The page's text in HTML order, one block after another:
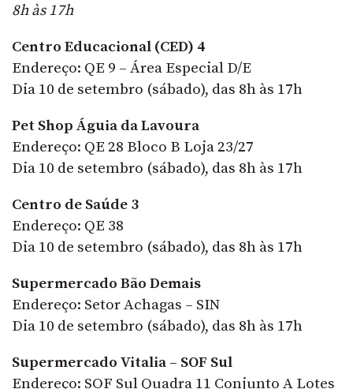
8h às 17h
Centro Educacional (CED) 4
Endereço: QE 9 – Área Especial D/E
Dia 10 de setembro (sábado), das 8h às 17h
Pet Shop Águia da Lavoura
Endereço: QE 28 Bloco B Loja 23/27
Dia 10 de setembro (sábado), das 8h às 17h
Centro de Saúde 3
Endereço: QE 38
Dia 10 de setembro (sábado), das 8h às 17h
Supermercado Bão Demais
Endereço: Setor Achagas – SIN
Dia 10 de setembro (sábado), das 8h às 17h
Supermercado Vitalia – SOF Sul
Endereço: SOF Sul Quadra 11 Conjunto A Lotes